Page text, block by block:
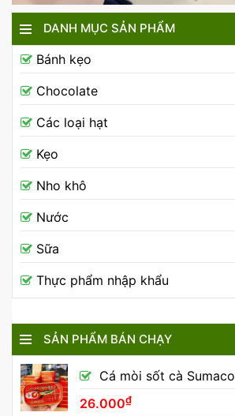
DANH MỤC SẢN PHẨM
Bánh kẹo
Chocolate
Các loại hạt
Kẹo
Nho khô
Nước
Sữa
Thực phẩm nhập khẩu
SẢN PHẨM BÁN CHẠY
Cá mòi sốt cà Sumaco
26.000₫